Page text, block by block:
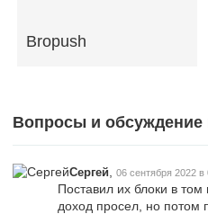
Bropush
Вопросы и обсуждение
Сергей 06 сентября 2022 в
Поставил их блоки в том
доход просел, но потом